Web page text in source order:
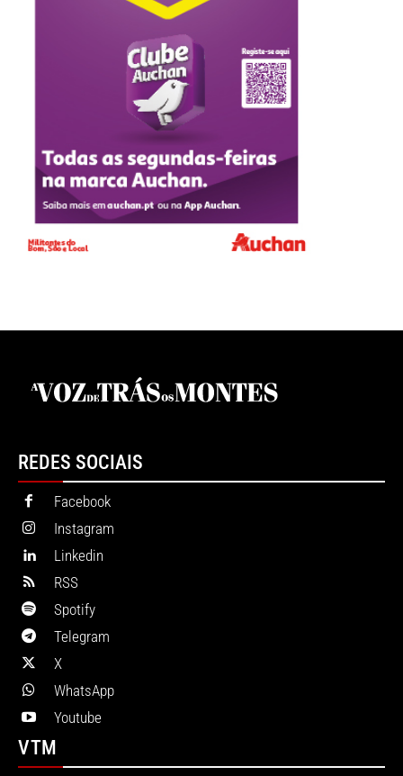
REDES SOCIAIS
Facebook
Instagram
Linkedin
RSS
Spotify
Telegram
X
WhatsApp
Youtube
VTM